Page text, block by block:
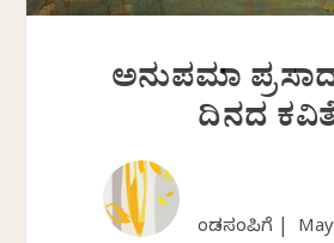
ಅನುಪಮಾ
ದಿನದ
ಕೆಂಡಸಂಪಿಗೆ |